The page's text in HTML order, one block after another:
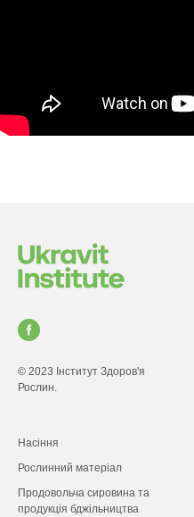
© 2023 Інститут Здоров'я
Рослин.
Насіння
Рослинний матеріал
Продовольча сировина та
продукція бджільництва